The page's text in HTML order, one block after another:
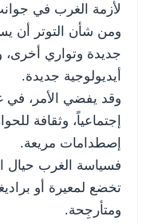
لأزمة الغرب في
ومن شأن التوتر أن
جديدة وتواري أخرى،
أيديولوجية جديدة.
وقد يفضي الأمر، في
إجتماعياً، وثقافة
إصطدامات مريعة.
فسياسة الغرب حيال
تخضع لمعيرة أو
ومتأرجِحة.